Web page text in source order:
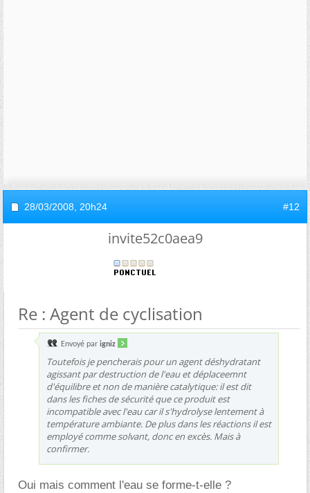
28/03/2008, 20h24 #12
invite52c0aea9
Re : Agent de cyclisation
Envoyé par igniz
Toutefois je pencherais pour un agent déshydratant
agissant par destruction de l'eau et déplaceemnt
d'équilibre et non de manière catalytique: il est dit
dans les fiches de sécurité que ce produit est
incompatible avec l'eau car il s'hydrolyse lentement à
température ambiante. De plus dans les réactions il est
employé comme solvant, donc en excès. Mais à
confirmer.
Oui mais comment l'eau se forme-t-elle ?